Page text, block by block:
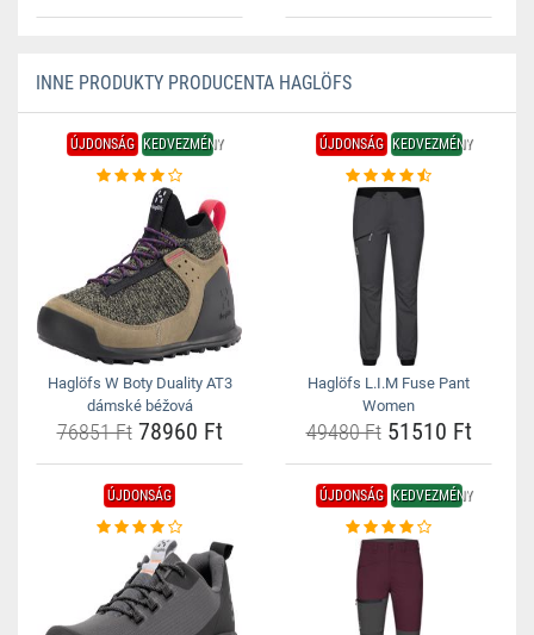
INNE PRODUKTY PRODUCENTA HAGLÖFS
ÚJDONSÁG KEDVEZMÉNY
Haglöfs W Boty Duality AT3
dámské béžová
76851 Ft78960 Ft
ÚJDONSÁG KEDVEZMÉNY
Haglöfs L.I.M Fuse Pant
Women
49480 Ft51510 Ft
ÚJDONSÁG ÚJDONSÁG KEDVEZMÉNY